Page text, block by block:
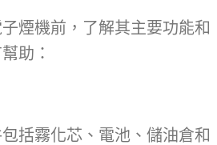
煙機前，了解其主要功能和
助：
括霧化芯、電池、儲油倉和